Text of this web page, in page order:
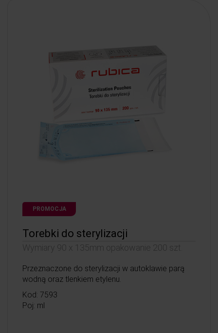
PROMOCJA
Torebki do sterylizacji
Wymiary 90 x 135mm opakowanie 200 szt.
Przeznaczone do sterylizacji w autoklawie parą
wodną oraz tlenkiem etylenu.
Kod: 7593
Poj: ml